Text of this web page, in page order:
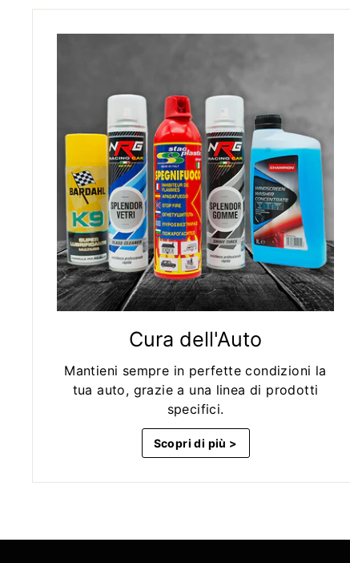
Cura dell'Auto
Mantieni sempre in perfette condizioni la
tua auto, grazie a una linea di prodotti
specifici.
Scopri di più >